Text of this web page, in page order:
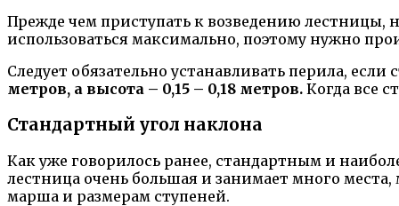
Прежде чем приступать к возведению
использоваться максимально, поэтому нужно
Следует обязательно устанавливать перила,
метров, а высота – 0,15 – 0,18 метров. Когда все
Стандартный угол наклона
Как уже говорилось ранее, стандартным и
лестница очень большая и занимает много
марша и размерам ступеней.